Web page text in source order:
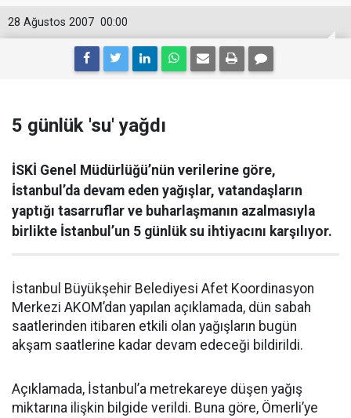
00:00
28 Ağustos 2007
5 günlük 'su' yağdı
İSKİ Genel Müdürlüğü’nün verilerine göre,
İstanbul’da devam eden yağışlar, vatandaşların
yaptığı tasarruflar ve buharlaşmanın azalmasıyla
birlikte İstanbul’un 5 günlük su ihtiyacını karşılıyor.
İstanbul Büyükşehir Belediyesi Afet Koordinasyon
Merkezi AKOM’dan yapılan açıklamada, dün sabah
saatlerinden itibaren etkili olan yağışların bugün
akşam saatlerine kadar devam edeceği bildirildi.
Açıklamada, İstanbul’a metrekareye düşen yağış
miktarına ilişkin bilgide verildi. Buna göre, Ömerli’ye